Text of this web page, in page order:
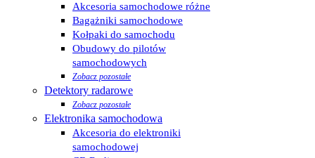
Akcesoria samochodowe różne
Bagażniki samochodowe
Kołpaki do samochodu
Obudowy do pilotów
samochodowych
Zobacz pozostałe
Detektory radarowe
Zobacz pozostałe
Elektronika samochodowa
Akcesoria do elektroniki
samochodowej